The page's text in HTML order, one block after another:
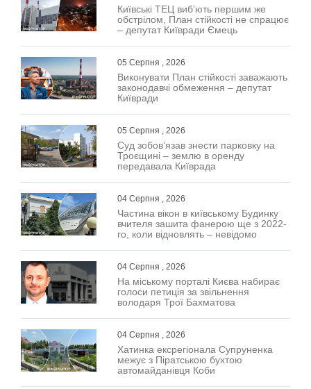
Київські ТЕЦ виб’ють першим же
обстрілом, План стійкості не спрацює
– депутат Київради Ємець
05 Серпня , 2026
Виконувати План стійкості заважають
законодавчі обмеження – депутат
Київради
05 Серпня , 2026
Суд зобов’язав знести парковку на
Троєщині – землю в оренду
передавала Київрада
04 Серпня , 2026
Частина вікон в київському Будинку
вчителя зашита фанерою ще з 2022-
го, коли відновлять – невідомо
04 Серпня , 2026
На міському порталі Києва набирає
голоси петиція за звільнення
володаря Трої Бахматова
04 Серпня , 2026
Хатинка ексрегіонала Супруненка
межує з Піратською бухтою
автомайданівця Коби